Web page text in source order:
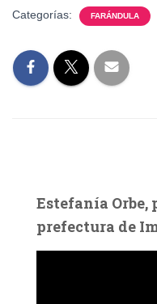
Categorías: FARÁNDULA
Estefanía Orbe,
prefectura de